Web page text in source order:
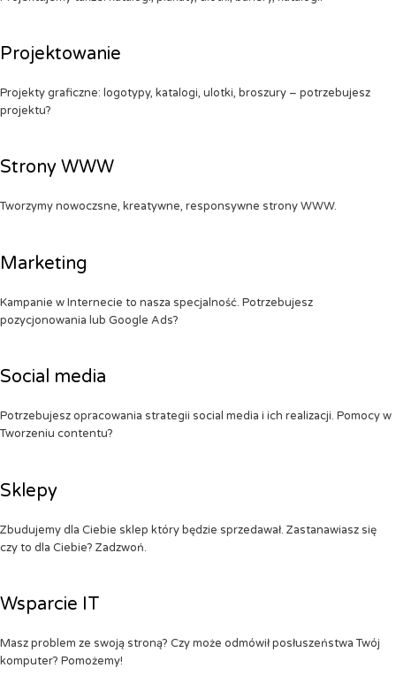
Projektowanie
Projekty graficzne: logotypy, katalogi, ulotki, broszury – potrzebujesz
projektu?
Strony WWW
Tworzymy nowoczsne, kreatywne, responsywne strony WWW.
Marketing
Kampanie w Internecie to nasza specjalność. Potrzebujesz
pozycjonowania lub Google Ads?
Social media
Potrzebujesz opracowania strategii social media i ich realizacji. Pomocy w
Tworzeniu contentu?
Sklepy
Zbudujemy dla Ciebie sklep który będzie sprzedawał. Zastanawiasz się
czy to dla Ciebie? Zadzwoń.
Wsparcie IT
Masz problem ze swoją stroną? Czy może odmówił posłuszeństwa Twój
komputer? Pomożemy!